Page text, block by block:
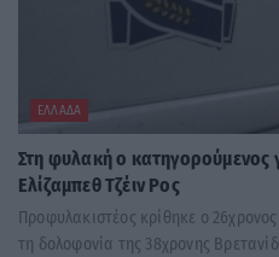
ΕΛΛΆΔΑ
Στη φυλακή ο κατηγορούμενος
Ελίζαμπεθ Τζέιν Ρος
Προφυλακιστέος κρίθηκε ο
τη δολοφονία της 38χρονης